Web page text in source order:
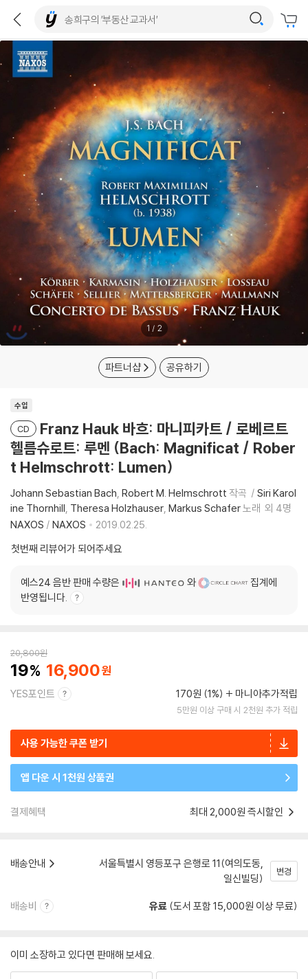
1 / 2
파트너샵 공유하기
수입
CD
Franz Hauk 바흐: 마니피카트 / 로베르트
헬름슈로트: 루멘 (Bach: Magnificat / Rober
t Helmschrott: Lumen)
Johann Sebastian Bach Robert M. Helmschrott 작곡
Siri Karol
ine Thornhill Theresa Holzhauser Markus Schafer노래 외 4명
NAXOS / NAXOS
2019.02.25.
첫번째 리뷰어가 되어주세요
예스24 음반 판매 수량은 와
집계에
반영됩니다.
20,800원
19 16,900
YES포인트 170원 (1%) 마니아추가적립
5만원 이상 구매 시 2천원 추가 적립
사용 가능한 쿠폰 받기
앱 다운 시 1천원 상품권
결제혜택 최대 2,000원 즉시할인
배송안내
서울특별시 영등포구 은행로 11(여의도동,
일신빌딩)
변경
배송비 유료 (도서 포함 15,000원 이상 무료)
이미 소장하고 있다면 판매해 보세요.